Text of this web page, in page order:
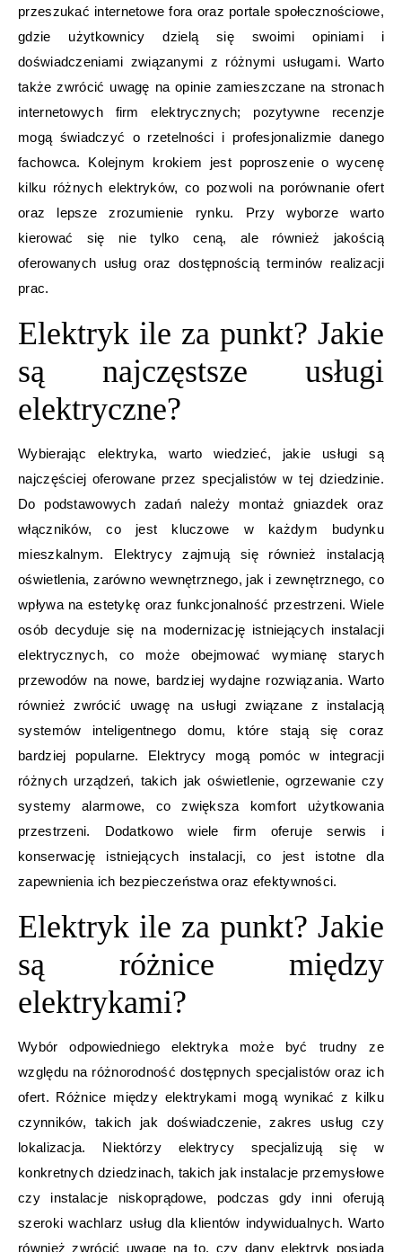
przeszukać internetowe fora oraz portale społecznościowe,
gdzie użytkownicy dzielą się swoimi opiniami i
doświadczeniami związanymi z różnymi usługami. Warto
także zwrócić uwagę na opinie zamieszczane na stronach
internetowych firm elektrycznych; pozytywne recenzje
mogą świadczyć o rzetelności i profesjonalizmie danego
fachowca. Kolejnym krokiem jest poproszenie o wycenę
kilku różnych elektryków, co pozwoli na porównanie ofert
oraz lepsze zrozumienie rynku. Przy wyborze warto
kierować się nie tylko ceną, ale również jakością
oferowanych usług oraz dostępnością terminów realizacji
prac.
Elektryk ile za punkt? Jakie
są najczęstsze usługi
elektryczne?
Wybierając elektryka, warto wiedzieć, jakie usługi są
najczęściej oferowane przez specjalistów w tej dziedzinie.
Do podstawowych zadań należy montaż gniazdek oraz
włączników, co jest kluczowe w każdym budynku
mieszkalnym. Elektrycy zajmują się również instalacją
oświetlenia, zarówno wewnętrznego, jak i zewnętrznego, co
wpływa na estetykę oraz funkcjonalność przestrzeni. Wiele
osób decyduje się na modernizację istniejących instalacji
elektrycznych, co może obejmować wymianę starych
przewodów na nowe, bardziej wydajne rozwiązania. Warto
również zwrócić uwagę na usługi związane z instalacją
systemów inteligentnego domu, które stają się coraz
bardziej popularne. Elektrycy mogą pomóc w integracji
różnych urządzeń, takich jak oświetlenie, ogrzewanie czy
systemy alarmowe, co zwiększa komfort użytkowania
przestrzeni. Dodatkowo wiele firm oferuje serwis i
konserwację istniejących instalacji, co jest istotne dla
zapewnienia ich bezpieczeństwa oraz efektywności.
Elektryk ile za punkt? Jakie
są różnice między
elektrykami?
Wybór odpowiedniego elektryka może być trudny ze
względu na różnorodność dostępnych specjalistów oraz ich
ofert. Różnice między elektrykami mogą wynikać z kilku
czynników, takich jak doświadczenie, zakres usług czy
lokalizacja. Niektórzy elektrycy specjalizują się w
konkretnych dziedzinach, takich jak instalacje przemysłowe
czy instalacje niskoprądowe, podczas gdy inni oferują
szeroki wachlarz usług dla klientów indywidualnych. Warto
również zwrócić uwagę na to, czy dany elektryk posiada